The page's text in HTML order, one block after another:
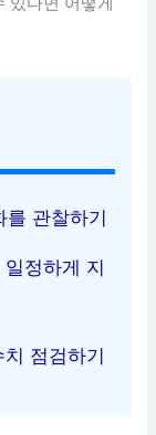
를 관찰하기
정하게 지
점검하기